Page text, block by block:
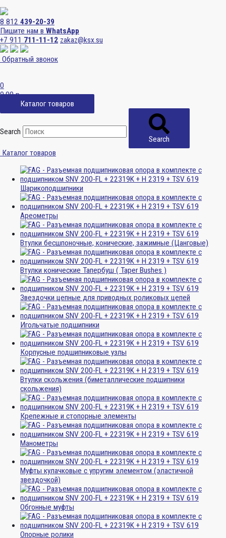
8 812 439-20-39
Пишите нам в WhatsApp
+7 911 711-11-12 zakaz@ksx.su
Обратный звонок
0
0,00р.
Каталог товаров
Search
Search
Каталог товаров
Шарикоподшипники
Ареометры
Втулки бесшпоночные, конические, зажимные (Цанговые)
Втулки конические Тапербуш ( Taper Bushes )
Звездочки цепные для приводных роликовых цепей
Игольчатые подшипники
Корпусные подшипниковые узлы
Втулки скольжения (биметаллические подшипники
скольжения)
Крепежные и стопорные элементы
Манометры
Муфты кулачковые с упругим элементом (эластичной
звездочкой)
Обгонные муфты
Опорные ролики